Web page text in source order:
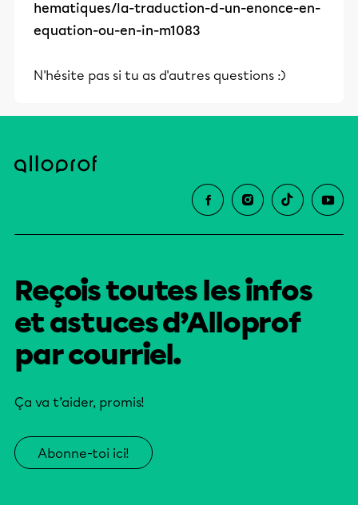
hematiques/la-traduction-d-un-enonce-en-
equation-ou-en-in-m1083
N'hésite pas si tu as d'autres questions :)
Reçois toutes les infos
et astuces d’Alloprof
par courriel.
Ça va t’aider, promis!
Abonne-toi ici!